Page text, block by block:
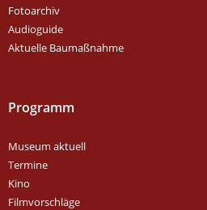
Fotoarchiv
Audioguide
Aktuelle Baumaßnahme
Programm
Museum aktuell
Termine
Kino
Filmvorschläge